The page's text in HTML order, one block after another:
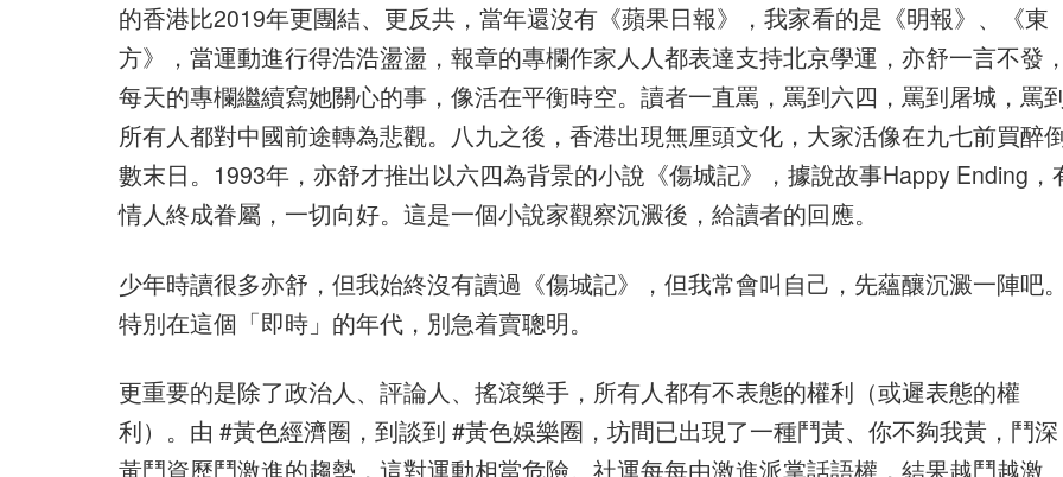
的香港比2019年更團結、更反共，當年還沒有《蘋果日報》，我家看的是《明報》、《東
方》，當運動進行得浩浩盪盪，報章的專欄作家人人都表達支持北京學運，亦舒一言不發，
每天的專欄繼續寫她關心的事，像活在平衡時空。讀者一直罵，罵到六四，罵到屠城，罵
所有人都對中國前途轉為悲觀。八九之後，香港出現無厘頭文化，大家活像在九七前買醉
數末日。1993年，亦舒才推出以六四為背景的小說《傷城記》，據說故事Happy Ending，
情人終成眷屬，一切向好。這是一個小說家觀察沉澱後，給讀者的回應。
少年時讀很多亦舒，但我始終沒有讀過《傷城記》，但我常會叫自己，先蘊釀沉澱一陣吧。
特別在這個「即時」的年代，別急着賣聰明。
更重要的是除了政治人、評論人、搖滾樂手，所有人都有不表態的權利（或遲表態的權
利）。由 #黃色經濟圈，到談到 #黃色娛樂圈，坊間已出現了一種鬥黃、你不夠我黃，鬥深
黃鬥資歷鬥激進的趨勢，這對運動相當危險。社運每每由激進派掌話語權，結果越鬥越激